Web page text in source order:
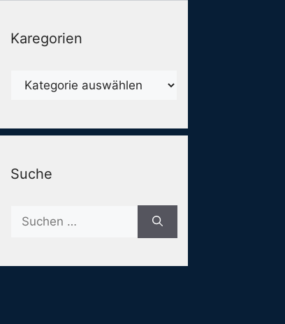
Karegorien
Karegorien
Suche
nach: